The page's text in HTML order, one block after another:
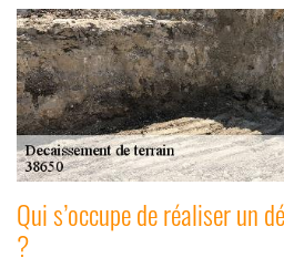
Qui s’occupe de réaliser un
?